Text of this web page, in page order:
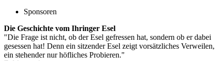
Sponsoren
Die Geschichte vom Ihringer Esel
"Die Frage ist nicht, ob der Esel gefressen hat, sondern ob er dabei
gesessen hat! Denn ein sitzender Esel zeigt vorsätzliches Verweilen,
ein stehender nur höfliches Probieren."